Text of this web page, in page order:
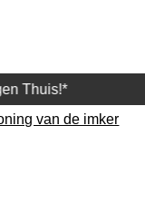
Thuis!*
van de imker